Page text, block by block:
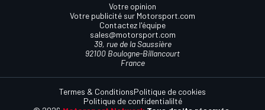
Votre opinion
Votre publicité sur Motorsport.com
Contactez l'équipe
sales@motorsport.com
39, rue de la Saussière
92100 Boulogne-Billancourt
France
Termes & ConditionsPolitique de cookies
Politique de confidentialilté